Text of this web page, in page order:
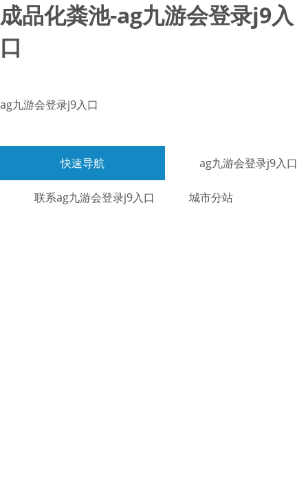
成品化粪池-ag九游会登录j9入
口
ag九游会登录j9入口
快速导航 ag九游会登录j9入口
联系ag九游会登录j9入口 城市分站